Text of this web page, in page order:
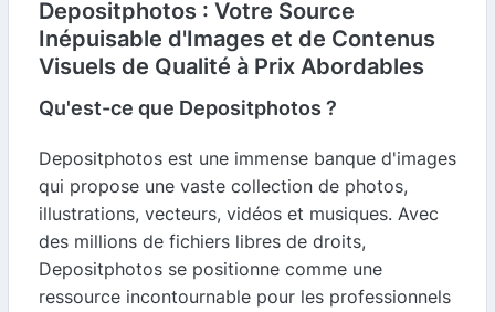
Depositphotos : Votre Source
Inépuisable d'Images et de Contenus
Visuels de Qualité à Prix Abordables
Qu'est-ce que Depositphotos ?
Depositphotos est une immense banque d'images
qui propose une vaste collection de photos,
illustrations, vecteurs, vidéos et musiques. Avec
des millions de fichiers libres de droits,
Depositphotos se positionne comme une
ressource incontournable pour les professionnels